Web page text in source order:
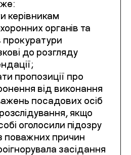
керівникам
органів та
прокуратури
до розгляду
пропозиції про
від виконання
посадових осіб
якщо
оголосили підозру
поважних причин
засідання